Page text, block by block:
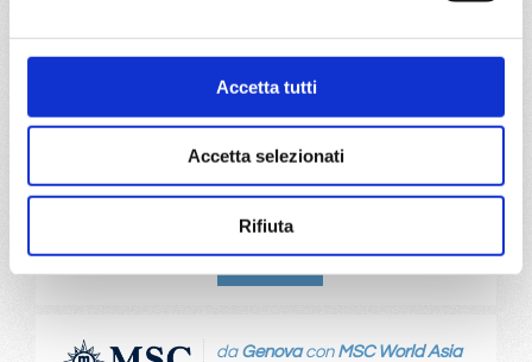
Accetta tutti
Accetta selezionati
Rifiuta
€ 773
€ 1.043
€ 1.443
€ 653
DETTAGLI
da Genovacon MSC World Asia